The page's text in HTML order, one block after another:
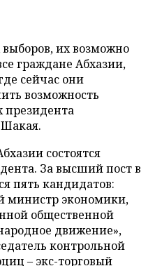
их возможно
граждане Абхазии,
сейчас они
возможность
президента
состоятся
За высший пост в
пять кандидатов:
министр экономики,
общественной
движение»,
контрольной
– экс-торговый